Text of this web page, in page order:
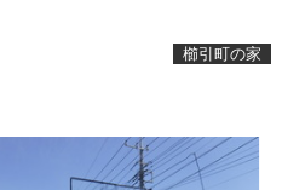
櫛引町の家